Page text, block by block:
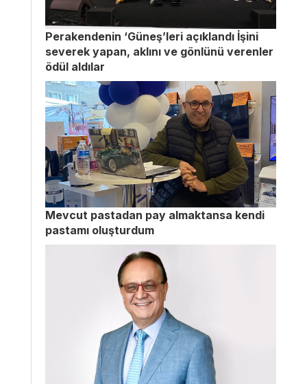
Perakendenin ‘Güneş’leri açıklandı İşini
severek yapan, aklını ve gönlünü verenler
ödül aldılar
Mevcut pastadan pay almaktansa kendi
pastamı oluşturdum